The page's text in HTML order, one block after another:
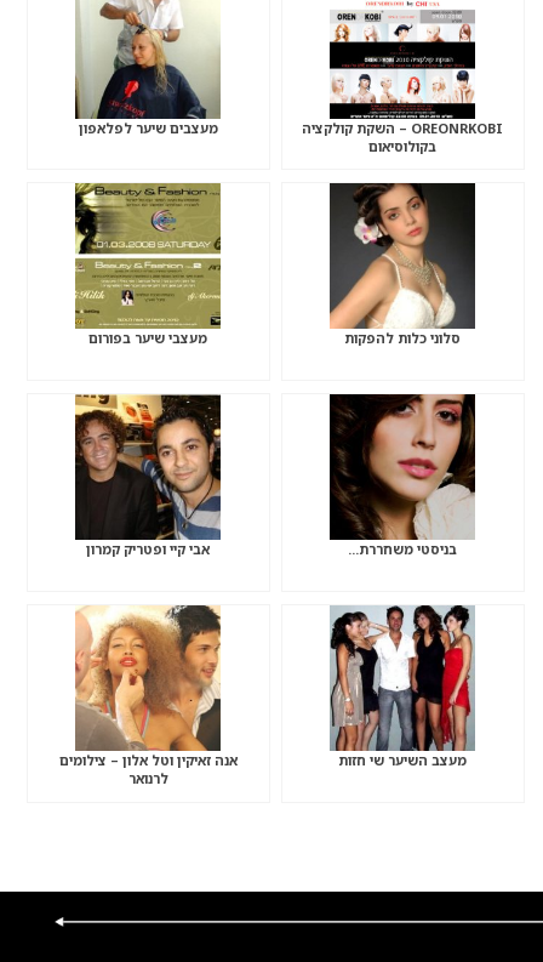
OREONRKOBI – השקת קולקציה
בקולוסיאום
מעצבים שיער לפלאפון
סלוני כלות להפקות מעצבי שיער בפורום
בניסטי משחררת… אבי קיי ופטריק קמרון
מעצב השיער שי חזות
אנה זאיקין וטל אלון – צילומים
לרנואר